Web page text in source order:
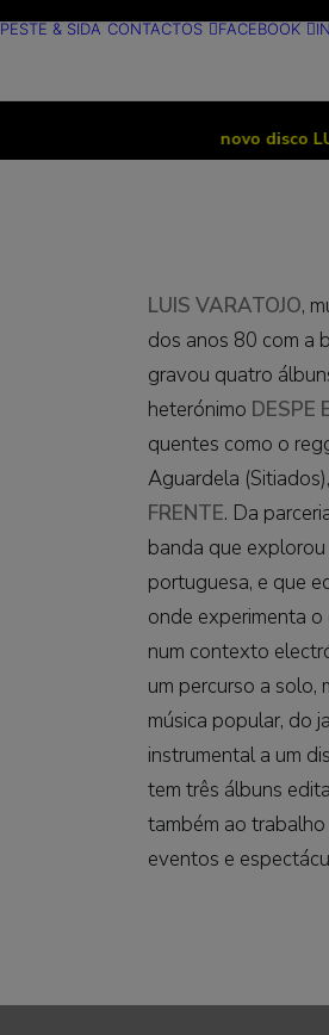
PESTE & SIDA CONTACTOS FACEBOOK
novo disco LUTA
LUIS VARATOJO,
dos anos 80 com a
gravou quatro
heterónimo DESPE
quentes como o
Aguardela
FRENTE. Da
banda que
portuguesa, e que
onde experimenta
num contexto
um percurso a solo,
música popular, do
instrumental a um
tem três álbuns
também ao
eventos e